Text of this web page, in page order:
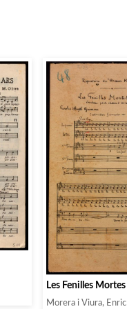
Les Fenilles Mortes
Morera i Viura, Enric